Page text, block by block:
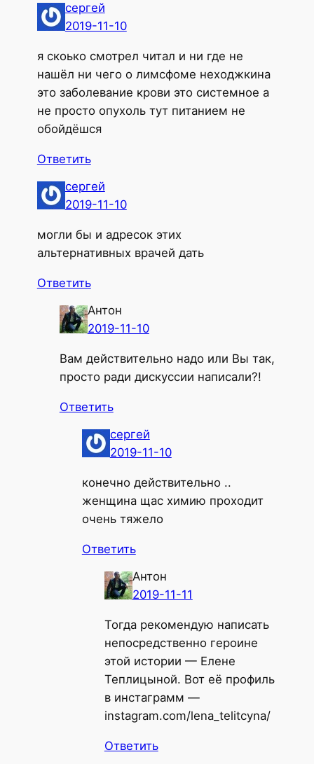
сергей
2019-11-10
я скоько смотрел читал и ни где не
нашёл ни чего о лимсфоме неходжкина
это заболевание крови это системное а
не просто опухоль тут питанием не
обойдёшся
Ответить
сергей
2019-11-10
могли бы и адресок этих
альтернативных врачей дать
Ответить
Антон
2019-11-10
Вам действительно надо или Вы так,
просто ради дискуссии написали?!
Ответить
сергей
2019-11-10
конечно действительно ..
женщина щас химию проходит
очень тяжело
Ответить
Антон
2019-11-11
Тогда рекомендую написать
непосредственно героине
этой истории — Елене
Теплицыной. Вот её профиль
в инстаграмм —
instagram.com/lena_telitcyna/
Ответить